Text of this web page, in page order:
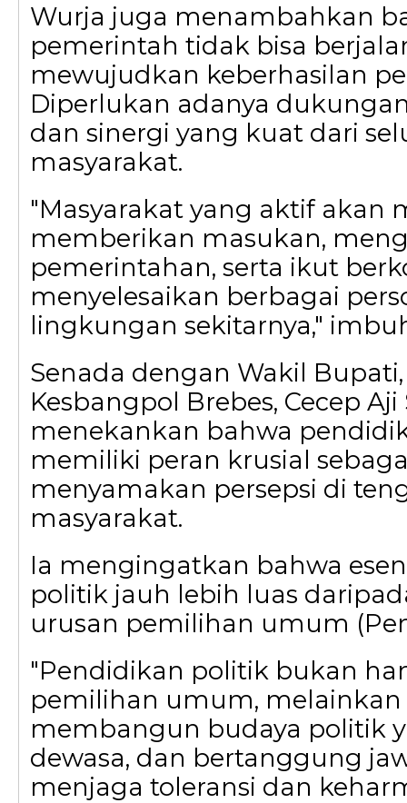
Wurja juga menambahkan
pemerintah tidak bisa
mewujudkan keberhasilan
Diperlukan adanya
dan sinergi yang kuat dari
masyarakat.
"Masyarakat yang aktif akan
memberikan masukan,
pemerintahan, serta ikut
menyelesaikan berbagai
lingkungan sekitarnya,"
Senada dengan Wakil
Kesbangpol Brebes, Cecep
menekankan bahwa
memiliki peran krusial
menyamakan persepsi di
masyarakat.
Ia mengingatkan bahwa
politik jauh lebih luas
urusan pemilihan umum
"Pendidikan politik bukan
pemilihan umum, melainkan
membangun budaya politik
dewasa, dan bertanggung
menjaga toleransi dan